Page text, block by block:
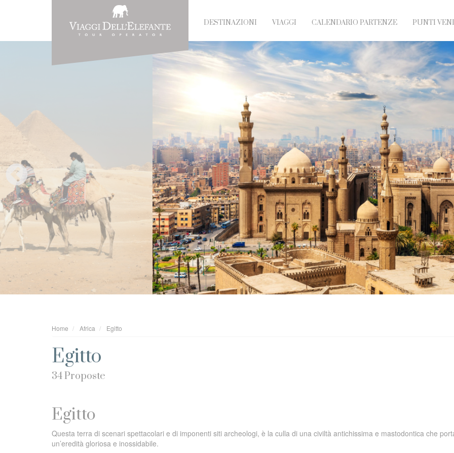
DESTINAZIONI VIAGGI CALENDARIO PARTENZE PUNTI
Home Africa Egitto
Egitto
34 Proposte
Egitto
Questa terra di scenari spettacolari e di imponenti siti archeologi, è la culla di una civiltà antichissima e mastodontica che
un’eredità gloriosa e inossidabile.